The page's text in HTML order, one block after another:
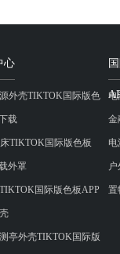
心
外壳TIKTOK国际版色
载
TIKTOK国际版色板
外罩
国际版色板APP
亭外壳TIKTOK国际版
电
金
电
置